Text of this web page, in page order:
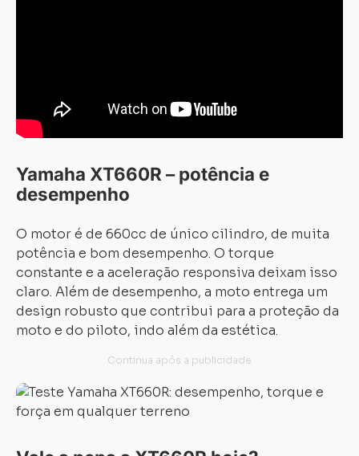
Yamaha XT660R – potência e
desempenho
O motor é de 660cc de único cilindro, de muita
potência e bom desempenho. O torque
constante e a aceleração responsiva deixam isso
claro. Além de desempenho, a moto entrega um
design robusto que contribui para a proteção da
moto e do piloto, indo além da estética.